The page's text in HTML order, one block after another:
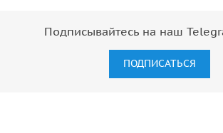
Подписывайтесь на наш
ПОДПИСАТЬСЯ